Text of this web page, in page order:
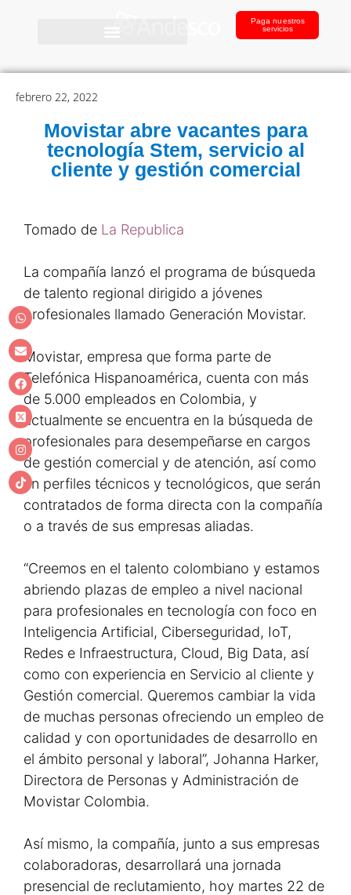
Paga nuestros
servicios
febrero 22, 2022
Movistar abre vacantes para
tecnología Stem, servicio al
cliente y gestión comercial
Tomado de La Republica
La compañía lanzó el programa de búsqueda
de talento regional dirigido a jóvenes
profesionales llamado Generación Movistar.
Movistar, empresa que forma parte de
Telefónica Hispanoamérica, cuenta con más
de 5.000 empleados en Colombia, y
actualmente se encuentra en la búsqueda de
profesionales para desempeñarse en cargos
de gestión comercial y de atención, así como
en perfiles técnicos y tecnológicos, que serán
contratados de forma directa con la compañía
o a través de sus empresas aliadas.
“Creemos en el talento colombiano y estamos
abriendo plazas de empleo a nivel nacional
para profesionales en tecnología con foco en
Inteligencia Artificial, Ciberseguridad, IoT,
Redes e Infraestructura, Cloud, Big Data, así
como con experiencia en Servicio al cliente y
Gestión comercial. Queremos cambiar la vida
de muchas personas ofreciendo un empleo de
calidad y con oportunidades de desarrollo en
el ámbito personal y laboral”, Johanna Harker,
Directora de Personas y Administración de
Movistar Colombia.
Así mismo, la compañía, junto a sus empresas
colaboradoras, desarrollará una jornada
presencial de reclutamiento, hoy martes 22 de